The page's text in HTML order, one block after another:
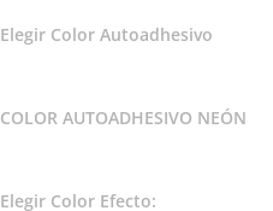
Elegir Color Autoadhesivo
COLOR AUTOADHESIVO NEÓN
Elegir Color Efecto: